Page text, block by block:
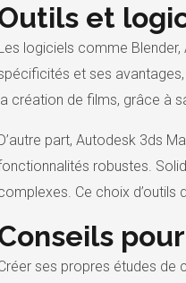
et
logiciels comme
et ses
création de films, grâce à
part, Autodesk 3ds
robustes.
Ce choix
ses propres études de